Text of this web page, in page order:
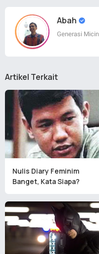
Abah
Generasi
Artikel Terkait
Nulis Diary Feminim
Banget, Kata Siapa?